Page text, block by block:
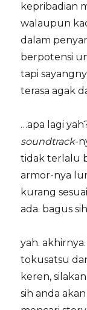
kepribadian
walaupun
dalam
berpotensi
tapi
terasa agak
…apa lagi
soundtrack-
tidak terlalu
armor-nya
kurang
ada. bagus
yah.
tokusatsu
keren,
sih anda